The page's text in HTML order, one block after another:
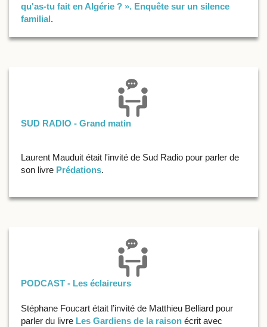
qu'as-tu fait en Algérie ? ». Enquête sur un silence
familial.
SUD RADIO - Grand matin
Laurent Mauduit était l'invité de Sud Radio pour parler de
son livre Prédations.
PODCAST - Les éclaireurs
Stéphane Foucart était l’invité de Matthieu Belliard pour
parler du livre Les Gardiens de la raison écrit avec